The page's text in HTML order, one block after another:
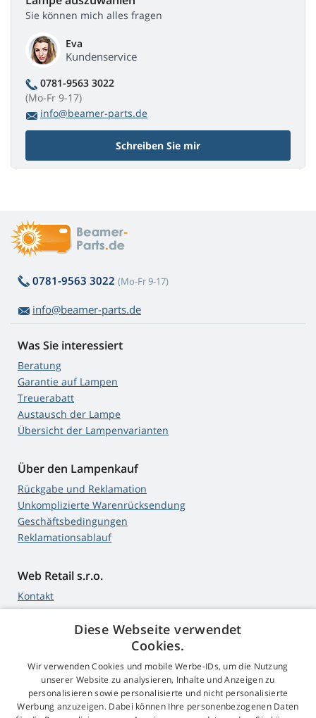
Sie können mich alles fragen
Eva
Kundenservice
0781-9563 3022
(Mo-Fr 9-17)
info@beamer-parts.de
Schreiben Sie mir
0781-9563 3022 (Mo-Fr 9-17)
info@beamer-parts.de
Was Sie interessiert
Beratung
Garantie auf Lampen
Treuerabatt
Austausch der Lampe
Übersicht der Lampenvarianten
Über den Lampenkauf
Rückgabe und Reklamation
Unkomplizierte Warenrücksendung
Geschäftsbedingungen
Reklamationsablauf
Web Retail s.r.o.
Kontakt
GDPR
4,9Sterne
545 Bewertungen Google
Diese Webseite verwendet
Cookies.
Wir verwenden Cookies und mobile Werbe-IDs, um die Nutzung
unserer Website zu analysieren, Inhalte und Anzeigen zu
personalisieren sowie personalisierte und nicht personalisierte
Werbung anzuzeigen. Dabei können Ihre personenbezogenen Daten